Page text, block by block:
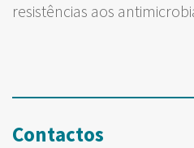
resistências aos
Contactos